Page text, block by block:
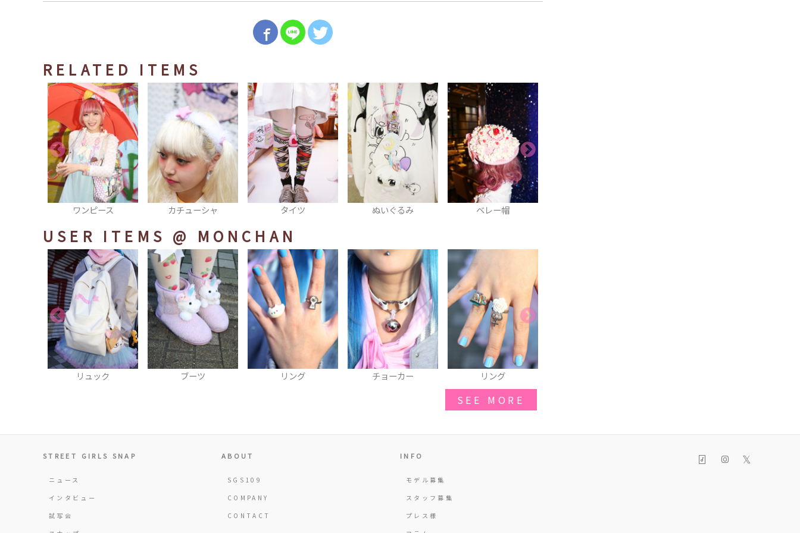
RELATED ITEMS
カチューシャ タイツ ぬいぐるみ ベレー帽 ワンピース
USER ITEMS @ MONCHAN
ブーツ リング チョーカー リング パーカ
SEE MORE
STREET GIRLS SNAP
ニュース
インタビュー
試写会
ABOUT
SGS109
COMPANY
CONTACT
INFO
モデル募集
スタッフ募集
プレス様
𝕏